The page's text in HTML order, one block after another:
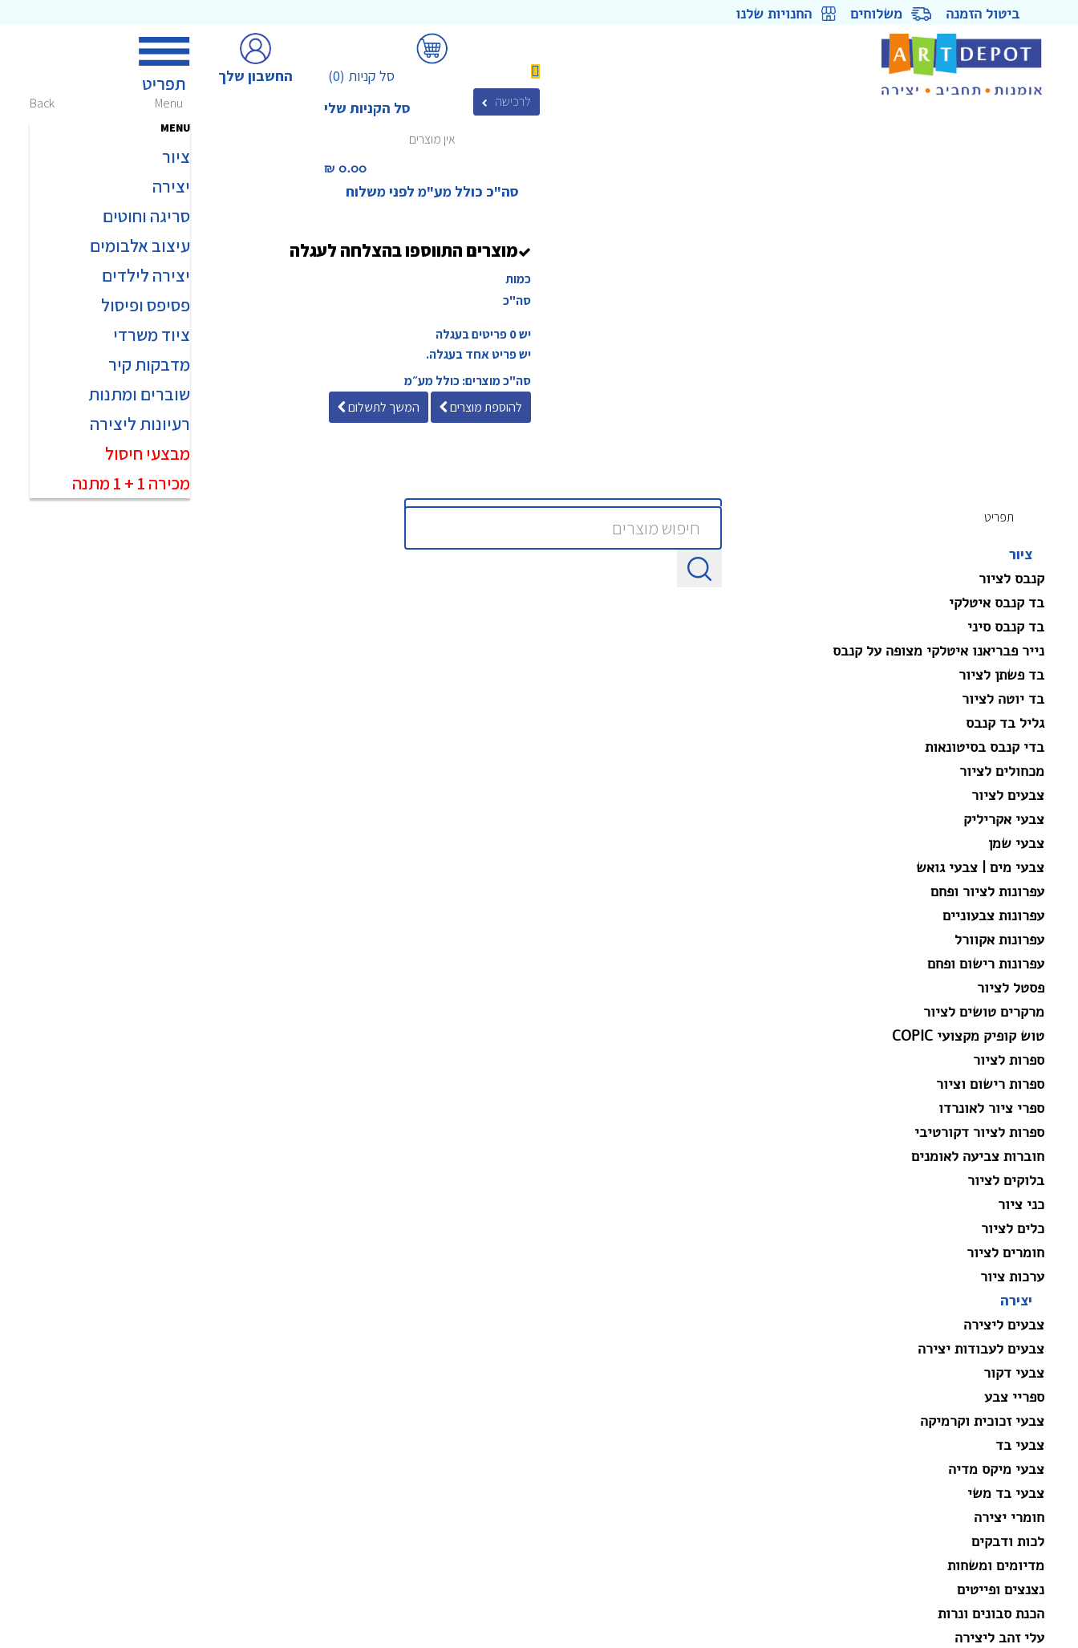
ביטול הזמנה משלוחים החנויות שלנו
Menu
Back
MENU
ציור
יצירה
סריגה וחוטים
עיצוב אלבומים
יצירה לילדים
פסיפס ופיסול
ציוד משרדי
מדבקות קיר
שוברים ומתנות
מבצעי חיסול
רעיונות ליצירה
מכירה 1 + 1 מתנה
החשבון שלך (0) סל קניות
סל הקניות שלי
לרכישה
אין מוצרים
0.00 ₪‎
סה"כ כולל מע"מ לפני משלוח
מוצרים התווספו בהצלחה לעגלה
כמות
סה"כ
יש0פריטים בעגלה
יש פריט אחד בעגלה.
סה"כ מוצרים: כולל מע״מ
להוספת מוצרים
המשך לתשלום
תפריט
ציור
קנבס לציור
בד קנבס איטלקי
בד קנבס סיני
נייר פבריאנו איטלקי מצופה על קנבס
בד פשתן לציור
בד יוטה לציור
גליל בד קנבס
בדי קנבס בסיטונאות
מכחולים לציור
צבעים לציור
צבעי אקריליק
צבעי שמן
צבעי מים | צבעי גואש
עפרונות לציור ופחם
עפרונות צבעוניים
עפרונות אקוורל
עפרונות רישום ופחם
פסטל לציור
מרקרים טושים לציור
טוש קופיק מקצועי COPIC
ספרות לציור
ספרות רישום וציור
ספרי ציור לאונרדו
ספרות לציור דקורטיבי
חוברות צביעה לאומנים
בלוקים לציור
כני ציור
כלים לציור
חומרים לציור
ערכות ציור
יצירה
צבעים ליצירה
צבעים לעבודות יצירה
צבעי דקור
ספריי צבע
צבעי זכוכית וקרמיקה
צבעי בד
צבעי מיקס מדיה
צבעי בד משי
חומרי יצירה
לכות ודבקים
מדיומים ומשחות
נצנצים ופייטים
הכנת סבונים ונרות
עלי זהב ליצירה